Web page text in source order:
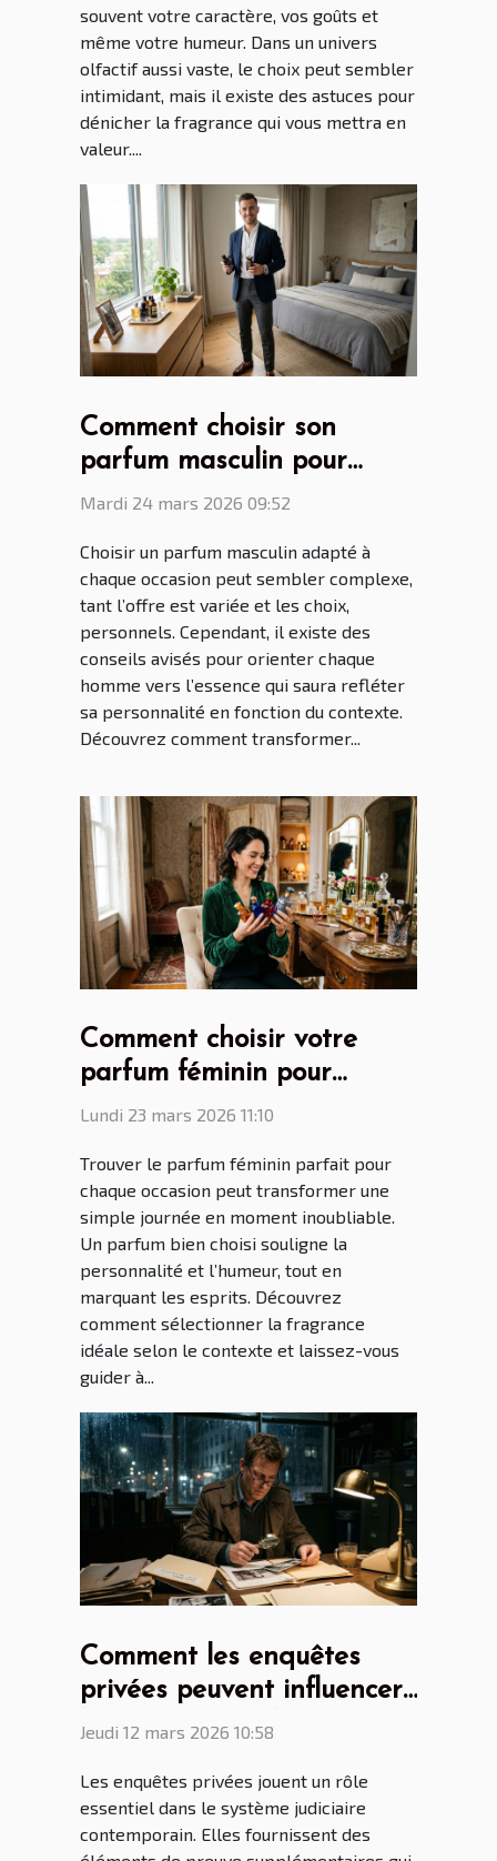
souvent votre caractère, vos goûts et
même votre humeur. Dans un univers
olfactif aussi vaste, le choix peut sembler
intimidant, mais il existe des astuces pour
dénicher la fragrance qui vous mettra en
valeur....
Comment choisir son
parfum masculin pour
chaque occasion ?
Mardi 24 mars 2026 09:52
Choisir un parfum masculin adapté à
chaque occasion peut sembler complexe,
tant l’offre est variée et les choix,
personnels. Cependant, il existe des
conseils avisés pour orienter chaque
homme vers l’essence qui saura refléter
sa personnalité en fonction du contexte.
Découvrez comment transformer...
Comment choisir votre
parfum féminin pour
chaque occasion ?
Lundi 23 mars 2026 11:10
Trouver le parfum féminin parfait pour
chaque occasion peut transformer une
simple journée en moment inoubliable.
Un parfum bien choisi souligne la
personnalité et l’humeur, tout en
marquant les esprits. Découvrez
comment sélectionner la fragrance
idéale selon le contexte et laissez-vous
guider à...
Comment les enquêtes
privées peuvent influencer
les décisions judiciaires ?
Jeudi 12 mars 2026 10:58
Les enquêtes privées jouent un rôle
essentiel dans le système judiciaire
contemporain. Elles fournissent des